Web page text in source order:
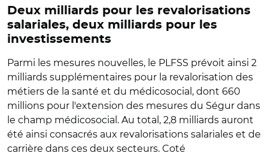
Deux milliards pour les revalorisations
salariales, deux milliards pour les
investissements
Parmi les mesures nouvelles, le PLFSS prévoit ainsi 2
milliards supplémentaires pour la revalorisation des
métiers de la santé et du médicosocial, dont 660
millions pour l'extension des mesures du Ségur dans
le champ médicosocial. Au total, 2,8 milliards auront
été ainsi consacrés aux revalorisations salariales et de
carrière dans ces deux secteurs. Coté